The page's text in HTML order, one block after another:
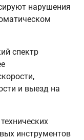
нарушения
спектр
и выезд на
инструментов